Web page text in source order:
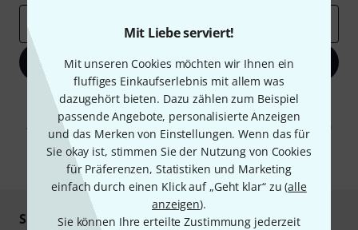
Mit Liebe serviert!
Mit unseren Cookies möchten wir Ihnen ein
fluffiges Einkaufserlebnis mit allem was
dazugehört bieten. Dazu zählen zum Beispiel
passende Angebote, personalisierte Anzeigen
und das Merken von Einstellungen. Wenn das für
Sie okay ist, stimmen Sie der Nutzung von Cookies
für Präferenzen, Statistiken und Marketing
einfach durch einen Klick auf „Geht klar“ zu (alle
anzeigen).
Sie können Ihre erteilte Zustimmung jederzeit
Jetzt anmelden
Mit Klick auf „Jetzt anmelden“ stimmen Sie dem Erhalt von E-Mail-
Werbung und einer Messung des E-Mail-Nutzungsverhaltens zu. Die
Abmeldung ist jederzeit möglich. Weitere Informationen finden Sie in
unserenDatenschutzhinweisen.
* Pflichtfeld
Sicher einkaufen & bezahlen